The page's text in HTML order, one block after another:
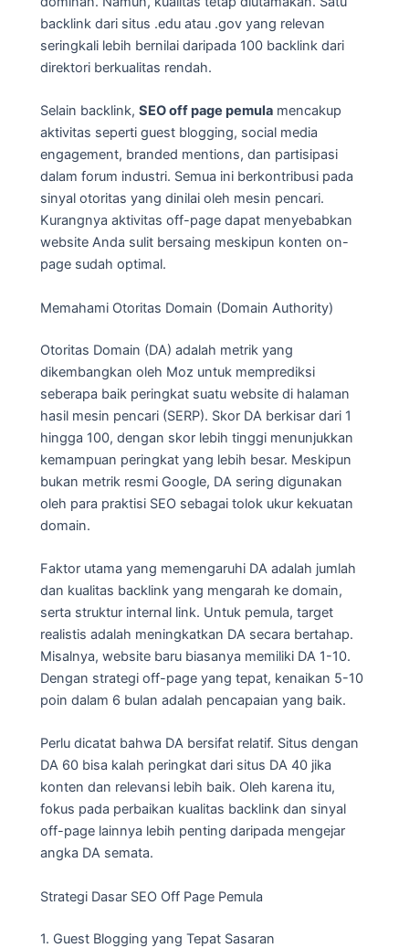
backlink dari situs .edu atau .gov yang relevan
seringkali lebih bernilai daripada 100 backlink dari
direktori berkualitas rendah.
Selain backlink, SEO off page pemula mencakup
aktivitas seperti guest blogging, social media
engagement, branded mentions, dan partisipasi
dalam forum industri. Semua ini berkontribusi pada
sinyal otoritas yang dinilai oleh mesin pencari.
Kurangnya aktivitas off-page dapat menyebabkan
website Anda sulit bersaing meskipun konten on-
page sudah optimal.
Memahami Otoritas Domain (Domain Authority)
Otoritas Domain (DA) adalah metrik yang
dikembangkan oleh Moz untuk memprediksi
seberapa baik peringkat suatu website di halaman
hasil mesin pencari (SERP). Skor DA berkisar dari 1
hingga 100, dengan skor lebih tinggi menunjukkan
kemampuan peringkat yang lebih besar. Meskipun
bukan metrik resmi Google, DA sering digunakan
oleh para praktisi SEO sebagai tolok ukur kekuatan
domain.
Faktor utama yang memengaruhi DA adalah jumlah
dan kualitas backlink yang mengarah ke domain,
serta struktur internal link. Untuk pemula, target
realistis adalah meningkatkan DA secara bertahap.
Misalnya, website baru biasanya memiliki DA 1-10.
Dengan strategi off-page yang tepat, kenaikan 5-10
poin dalam 6 bulan adalah pencapaian yang baik.
Perlu dicatat bahwa DA bersifat relatif. Situs dengan
DA 60 bisa kalah peringkat dari situs DA 40 jika
konten dan relevansi lebih baik. Oleh karena itu,
fokus pada perbaikan kualitas backlink dan sinyal
off-page lainnya lebih penting daripada mengejar
angka DA semata.
Strategi Dasar SEO Off Page Pemula
1. Guest Blogging yang Tepat Sasaran